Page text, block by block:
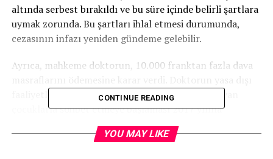
altında serbest bırakıldı ve bu süre içinde belirli şartlara
uymak zorunda. Bu şartları ihlal etmesi durumunda,
cezasının infazı yeniden gündeme gelebilir.
Ayrıca, mahkeme doktorun, 10.000 franktan fazla dava
faaliyetleri, online chat ortamlarında reşit olmayan
çocuklarla sohbet etmeye başlaması 2017 yılına
dayanıyor. Bu sohbetlerde pornoğrafi malzemeler
topladı ve biriktirdi. Bir sonraki yıl, Romanya’da, 13
CONTINUE READING
YOU MAY LIKE